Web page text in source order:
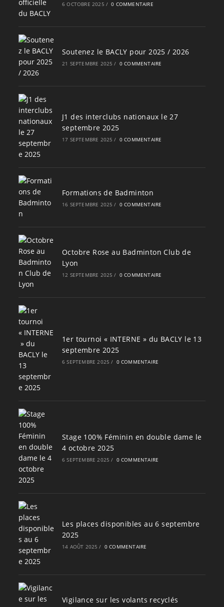
6 OCTOBRE 2025 / 0 COMMENTAIRE
Soutenez le BACLY pour 2025 / 2026
21 SEPTEMBRE 2025 / 0 COMMENTAIRE
J1 des interclubs nationaux le 27
septembre 2025
17 SEPTEMBRE 2025 / 0 COMMENTAIRE
Formations de Badminton
16 SEPTEMBRE 2025 / 0 COMMENTAIRE
Octobre Rose au Badminton Club de
Lyon
12 SEPTEMBRE 2025 / 0 COMMENTAIRE
1er tournoi « INTERNE » du BACLY le 13
septembre 2025
6 SEPTEMBRE 2025 / 0 COMMENTAIRE
Stage 100% Féminin en double dame le
4 octobre 2025
6 SEPTEMBRE 2025 / 0 COMMENTAIRE
Les places disponibles au 6 septembre
2025
14 AOÛT 2025 / 0 COMMENTAIRE
Vigilance sur les volants recyclés